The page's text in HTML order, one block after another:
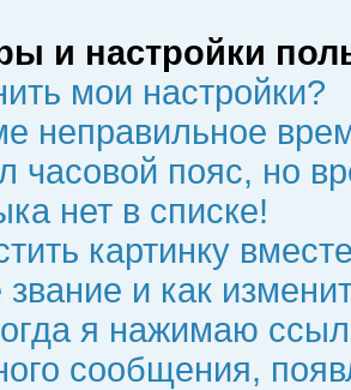
и настройки
мои настройки?
неправильное
часовой пояс, но
нет в списке!
картинку
звание и как
я нажимаю
сообщения,